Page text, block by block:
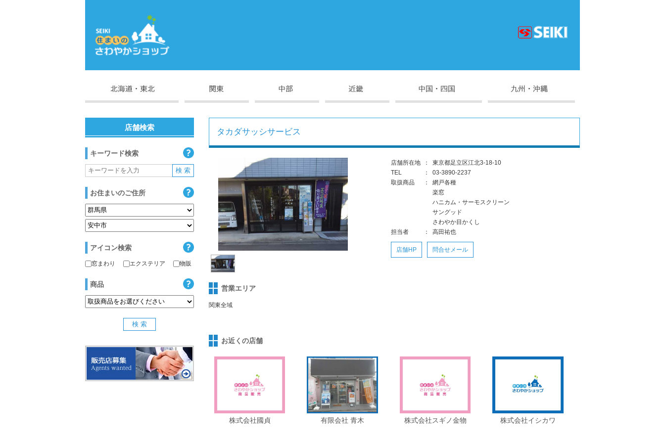
タカダサッシサービス
店舗所在地 ：
東京都足立区江北3-18-10
TEL
：
03-3890-2237
取扱商品
：
網戸各種
楽窓
ハニカム・サーモスクリーン
サングッド
さわやか目かくし
担当者
： 高田祐也
店舗HP 問合せメール
営業エリア
関東全域
お近くの店舗
株式会社國貞 有限会社 青木 株式会社スギノ金物 株式会社イシカワ
店舗検索
キーワード検索
お住まいのご住所
アイコン検索
窓まわり エクステリア 物販
商品